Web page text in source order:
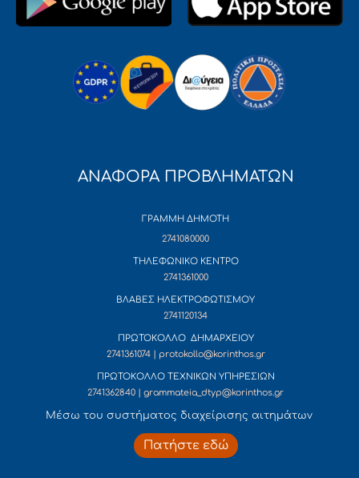
ΑΝΑΦΟΡΑ ΠΡΟΒΛΗΜΑΤΩΝ
ΓΡΑΜΜΗ ΔΗΜΟΤΗ
2741080000
ΤΗΛΕΦΩΝΙΚΟ ΚΕΝΤΡΟ
2741361000
ΒΛΑΒΕΣ ΗΛΕΚΤΡΟΦΩΤΙΣΜΟΥ
2741120134
ΠΡΩΤΟΚΟΛΛΟ ΔΗΜΑΡΧΕΙΟΥ
2741361074 | protokollo@korinthos.gr
ΠΡΩΤΟΚΟΛΛΟ ΤΕΧΝΙΚΩΝ ΥΠΗΡΕΣΙΩΝ
2741362840 | grammateia_dtyp@korinthos.gr
Mέσω του συστήματος διαχείρισης αιτημάτων
Πατήστε εδώ